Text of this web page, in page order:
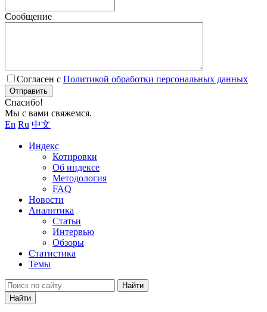
Сообщение
Согласен с Политикой обработки персональных данных
Отправить
Спасибо!
Мы с вами свяжемся.
En Ru 中文
Индекс
Котировки
Об индексе
Методология
FAQ
Новости
Аналитика
Статьи
Интервью
Обзоры
Статистика
Темы
Найти
Найти